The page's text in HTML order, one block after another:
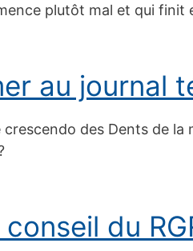
plutôt mal et qui finit
au journal
des Dents de
du